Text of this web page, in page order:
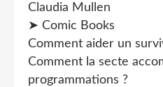
Claudia Mullen
➤ Comic Books
Comment aider un
Comment la secte
programmations ?